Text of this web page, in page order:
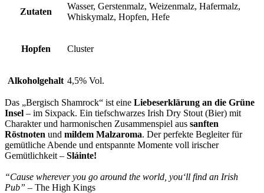
Zutaten
Wasser, Gerstenmalz, Weizenmalz, Hafermalz,
Whiskymalz, Hopfen, Hefe
Hopfen Cluster
Alkoholgehalt 4,5% Vol.
Das „Bergisch Shamrock“ ist eine Liebeserklärung an die Grüne
Insel – im Sixpack. Ein tiefschwarzes Irish Dry Stout (Bier) mit
Charakter und harmonischen Zusammenspiel aus sanften
Röstnoten und mildem Malzaroma. Der perfekte Begleiter für
gemütliche Abende und entspannte Momente voll irischer
Gemütlichkeit – Sláinte!
“Cause wherever you go around the world, you‘ll find an Irish
Pub” – The High Kings